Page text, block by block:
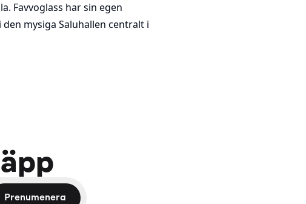
Favvoglass har sin egen
mysiga Saluhallen centralt i
Prenumenera